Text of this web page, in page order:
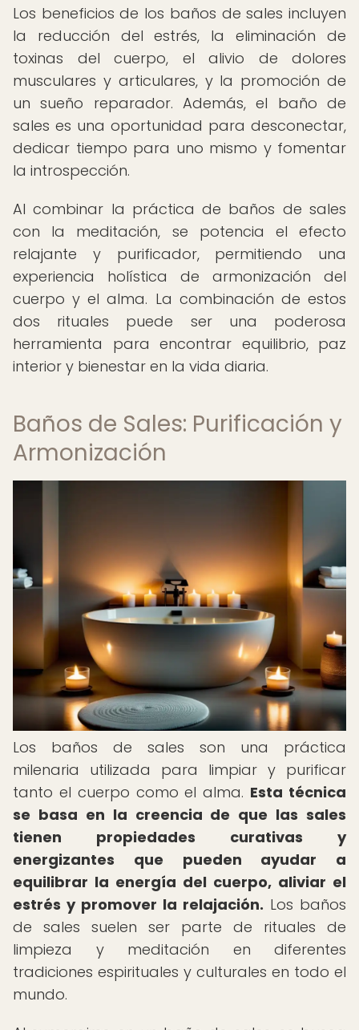
Los beneficios de los baños de sales incluyen
la reducción del estrés, la eliminación de
toxinas del cuerpo, el alivio de dolores
musculares y articulares, y la promoción de
un sueño reparador. Además, el baño de
sales es una oportunidad para desconectar,
dedicar tiempo para uno mismo y fomentar
la introspección.
Al combinar la práctica de baños de sales
con la meditación, se potencia el efecto
relajante y purificador, permitiendo una
experiencia holística de armonización del
cuerpo y el alma. La combinación de estos
dos rituales puede ser una poderosa
herramienta para encontrar equilibrio, paz
interior y bienestar en la vida diaria.
Baños de Sales: Purificación y
Armonización
Los baños de sales son una práctica
milenaria utilizada para limpiar y purificar
tanto el cuerpo como el alma. Esta técnica
se basa en la creencia de que las sales
tienen propiedades curativas y
energizantes que pueden ayudar a
equilibrar la energía del cuerpo, aliviar el
estrés y promover la relajación. Los baños
de sales suelen ser parte de rituales de
limpieza y meditación en diferentes
tradiciones espirituales y culturales en todo el
mundo.